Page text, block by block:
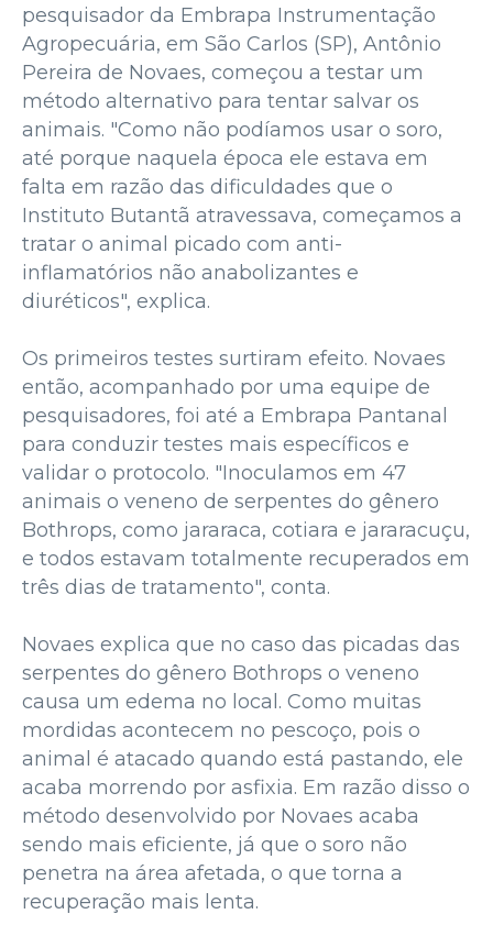
pesquisador da Embrapa Instrumentação
Agropecuária, em São Carlos (SP), Antônio
Pereira de Novaes, começou a testar um
método alternativo para tentar salvar os
animais. "Como não podíamos usar o soro,
até porque naquela época ele estava em
falta em razão das dificuldades que o
Instituto Butantã atravessava, começamos a
tratar o animal picado com anti-
inflamatórios não anabolizantes e
diuréticos", explica.
Os primeiros testes surtiram efeito. Novaes
então, acompanhado por uma equipe de
pesquisadores, foi até a Embrapa Pantanal
para conduzir testes mais específicos e
validar o protocolo. "Inoculamos em 47
animais o veneno de serpentes do gênero
Bothrops, como jararaca, cotiara e jararacuçu,
e todos estavam totalmente recuperados em
três dias de tratamento", conta.
Novaes explica que no caso das picadas das
serpentes do gênero Bothrops o veneno
causa um edema no local. Como muitas
mordidas acontecem no pescoço, pois o
animal é atacado quando está pastando, ele
acaba morrendo por asfixia. Em razão disso o
método desenvolvido por Novaes acaba
sendo mais eficiente, já que o soro não
penetra na área afetada, o que torna a
recuperação mais lenta.